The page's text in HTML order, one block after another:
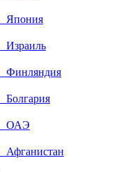
Япония
Израиль
Финляндия
Болгария
ОАЭ
Афганистан